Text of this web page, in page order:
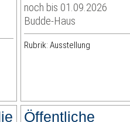
noch bis 01.09.2026
Budde-Haus
Rubrik: Ausstellung
Öffentliche